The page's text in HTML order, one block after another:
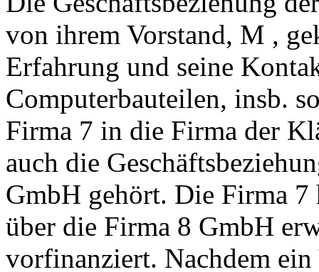
von ihrem Vorstand, M ,
Erfahrung und seine
Computerbauteilen, insb.
Firma 7 in die Firma der
auch die
GmbH gehört. Die Firma
über die Firma 8 GmbH
vorfinanziert. Nachdem